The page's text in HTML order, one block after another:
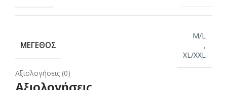
ΜΈΓΕΘΟΣ
M/L
,
XL/XXL
Αξιολογήσεις (0)